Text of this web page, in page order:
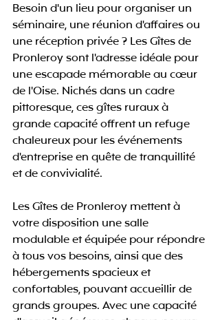
Besoin d'un lieu pour organiser un
séminaire, une réunion d'affaires ou
une réception privée ? Les Gîtes de
Pronleroy sont l'adresse idéale pour
une escapade mémorable au cœur
de l'Oise. Nichés dans un cadre
pittoresque, ces gîtes ruraux à
grande capacité offrent un refuge
chaleureux pour les événements
d'entreprise en quête de tranquillité
et de convivialité.
Les Gîtes de Pronleroy mettent à
votre disposition une salle
modulable et équipée pour répondre
à tous vos besoins, ainsi que des
hébergements spacieux et
confortables, pouvant accueillir de
grands groupes. Avec une capacité